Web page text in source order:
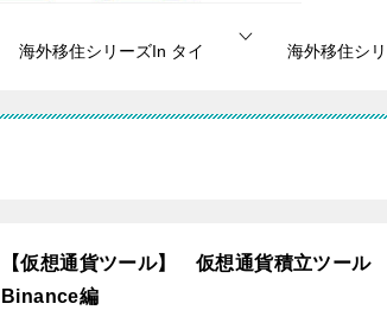
海外移住シリーズIn タイ 海外移住シ
【仮想通貨ツール】 仮想通貨積立ツ
Binance編